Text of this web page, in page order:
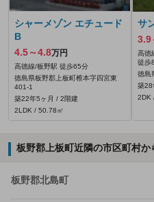
シャーメゾン エチュード
B
4.5～4.8万円
高徳線/板野駅 徒歩65分
徳島県板野郡上板町椎本字四宮東
401‐1
築22年5ヶ月 / 2階建
2LDK / 50.78㎡
サ
3.9
高徳
徒歩
徳島
築28
2DK
板野郡上板町近隣の市区町村か
板野郡北島町